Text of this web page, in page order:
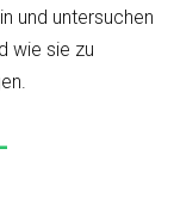
und untersuchen
wie sie zu